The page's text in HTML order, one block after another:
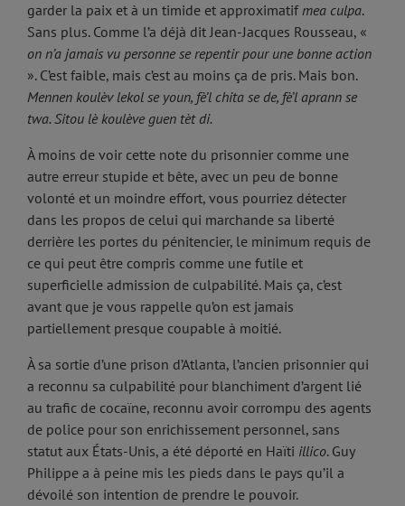
garder la paix et à un timide et approximatifmea culpa.
Sans plus. Comme l’a déjà dit Jean-Jacques Rousseau, «
on n’a jamais vu personne se repentir pour une bonne action
». C’est faible, mais c’est au moins ça de pris. Mais bon.
Mennen koulèv lekol se youn, fè’l chita se de, fè’l aprann se
twa. Sitou lè koulève guen tèt di.
À moins de voir cette note du prisonnier comme une
autre erreur stupide et bête, avec un peu de bonne
volonté et un moindre effort, vous pourriez détecter
dans les propos de celui qui marchande sa liberté
derrière les portes du pénitencier, le minimum requis de
ce qui peut être compris comme une futile et
superficielle admission de culpabilité. Mais ça, c’est
avant que je vous rappelle qu’on est jamais
partiellement presque coupable à moitié.
À sa sortie d’une prison d’Atlanta, l’ancien prisonnier qui
a reconnu sa culpabilité pour blanchiment d’argent lié
au trafic de cocaïne, reconnu avoir corrompu des agents
de police pour son enrichissement personnel, sans
statut aux États-Unis, a été déporté en Haïti illico. Guy
Philippe a à peine mis les pieds dans le pays qu’il a
dévoilé son intention de prendre le pouvoir.